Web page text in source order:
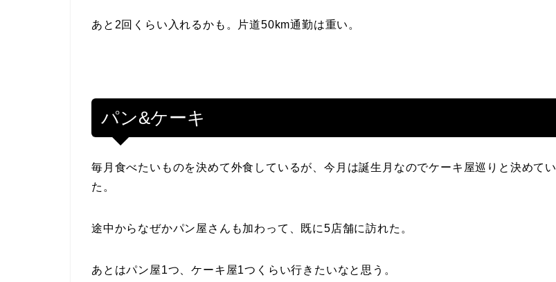
あと2回くらい入れるかも。片道50km通勤は重い。
パン&ケーキ
毎月食べたいものを決めて外食しているが、今月は誕生月なのでケーキ屋巡りと決めてい
た。
途中からなぜかパン屋さんも加わって、既に5店舗に訪れた。
あとはパン屋1つ、ケーキ屋1つくらい行きたいなと思う。